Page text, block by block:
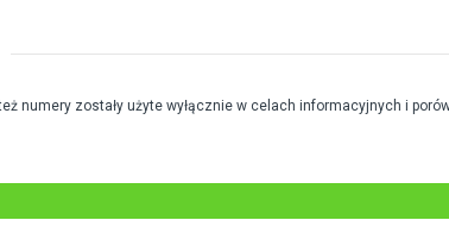
numery zostały użyte wyłącznie w celach informacyjnych i